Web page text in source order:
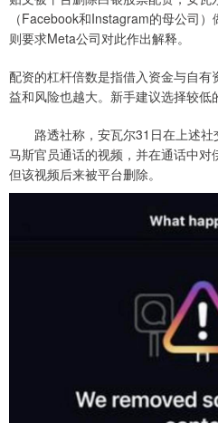
（Facebook和Instagram的母公司
则要求Meta公司对此作出解释。
配资的杠杆倍数是指借入资金与自
益和风险也越大。新手建议选择较低
路透社称，安瓦尔31日在上述社
马斯官员通话的视频，并在通话中对
但该视频后来被平台删除。